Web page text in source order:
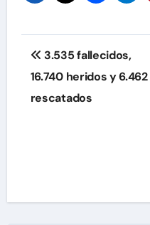
Navegación
de
entradas
3.535 fallecidos,
16.740 heridos y 6.462
rescatados